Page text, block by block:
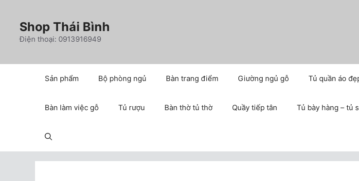
dung
Shop Thái Bình
Điện thoại: 0913916949
Sản phẩm Bộ phòng ngủ Bàn trang điểm Giường ngủ gỗ Tủ quần áo
Bàn làm việc gỗ Tủ rượu Bàn thờ tủ thờ Quầy tiếp tân Tủ bày hàng – tủ